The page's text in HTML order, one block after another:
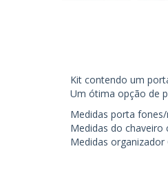
Kit contendo um
Um ótima opção de
Medidas porta
Medidas do chaveiro
Medidas organizador